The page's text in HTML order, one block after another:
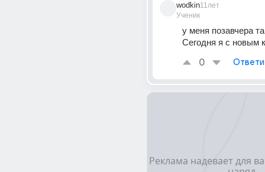
wodkin
Ученик
11лет
у меня позавчера
Сегодня я с новым
0